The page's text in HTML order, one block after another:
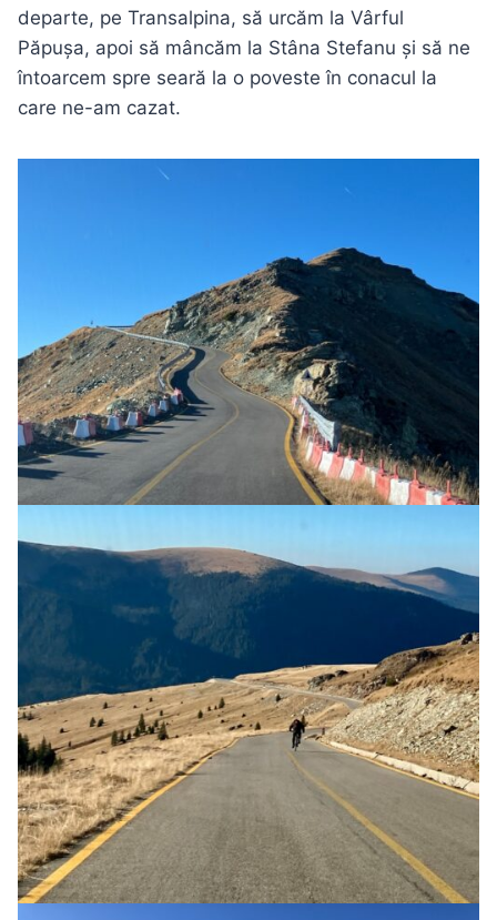
departe, pe Transalpina, să urcăm la Vârful
Păpușa, apoi să mâncăm la Stâna Stefanu și să ne
întoarcem spre seară la o poveste în conacul la
care ne-am cazat.